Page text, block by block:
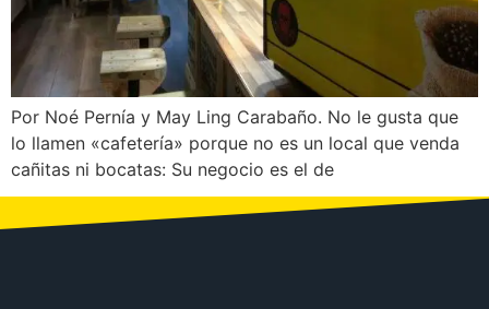
Por Noé Pernía y May Ling Carabaño. No le gusta que
lo llamen «cafetería» porque no es un local que venda
cañitas ni bocatas: Su negocio es el de